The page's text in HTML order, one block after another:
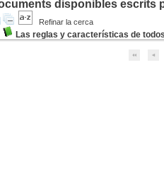
disponibles escrits
Refinar la cerca
Las reglas y características de